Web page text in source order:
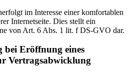
im Interesse einer komfortablen
Internetseite. Dies stellt ein
von Art. 6 Abs. 1 lit. f DS-GVO dar.
bei Eröffnung eines
Vertragsabwicklung